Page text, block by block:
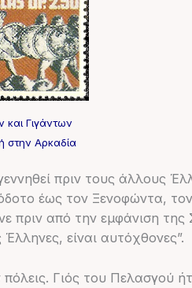
Γιγάντων
στην Αρκαδία
πριν τους άλλους
έως τον Ξενοφώντα,
πριν από την εμφάνιση
είναι αυτόχθονες”.
Γιός του Πελασγού